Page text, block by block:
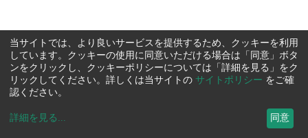
当サイトでは、より良いサービスを提供するため、クッキーを利用
しています。クッキーの使用に同意いただける場合は「同意」ボタ
ンをクリックし、クッキーポリシーについては「詳細を見る」をク
リックしてください。詳しくは当サイトの サイトポリシー をご確
認ください。
詳細を見る ... 同意